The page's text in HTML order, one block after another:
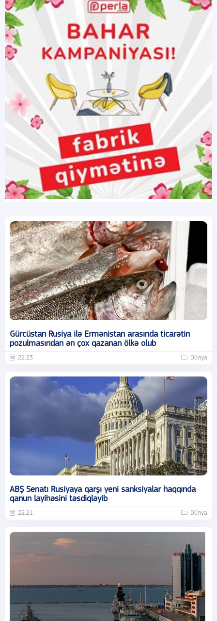
Gürcüstan Rusiya ilə Ermənistan arasında ticarətin
pozulmasından ən çox qazanan ölkə olub
22:23 Dünya
ABŞ Senatı Rusiyaya qarşı yeni sanksiyalar haqqında
qanun layihəsini təsdiqləyib
22:21 Dünya